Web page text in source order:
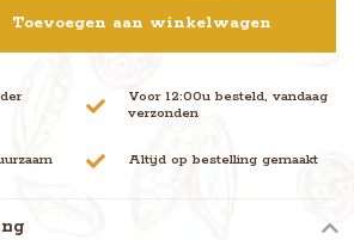
Toevoegen aan winkelwagen
Voor 12:00u besteld, vandaag
verzonden
Altijd op bestelling gemaakt